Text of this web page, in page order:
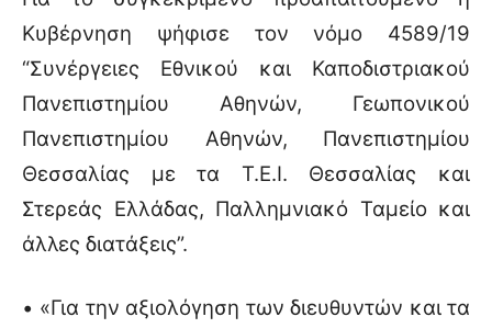
Κυβέρνηση ψήφισε τον νόμο 4589/19
“Συνέργειες Εθνικού και Καποδιστριακού
Πανεπιστημίου Αθηνών, Γεωπονικού
Πανεπιστημίου Αθηνών, Πανεπιστημίου
Θεσσαλίας με τα Τ.Ε.Ι. Θεσσαλίας και
Στερεάς Ελλάδας, Παλλημνιακό Ταμείο και
άλλες διατάξεις”.
• «Για την αξιολόγηση των διευθυντών και τα